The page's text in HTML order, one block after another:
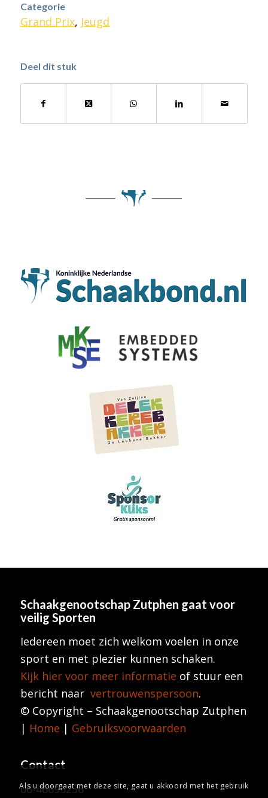
Categorie
Grand Prix, Jeugd
Deel dit stuk
Schaakgenootschap Zutphen gaat voor
veilig Sporten
Iedereen moet zich welkom voelen in onze
sport en met plezier kunnen schaken.
Kijk hier voor meer informatie of stuur een
bericht naar vertrouwenspersoon.
© Copyright – Schaakgenootschap Zutphen
| Home | Gebruiksvoorwaarden
Contact
06-46695236
Als u doorgaat met deze site, gaat u akkoord met het gebruik